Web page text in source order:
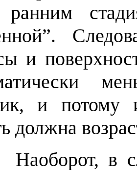
ранним
и
и потому
должна
в